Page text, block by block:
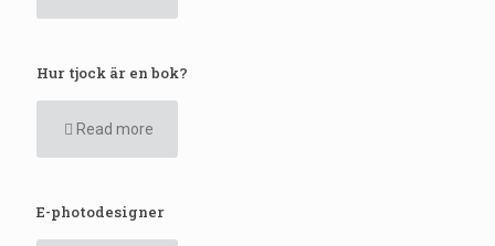
Hur tjock är en bok?
Read more
E-photodesigner